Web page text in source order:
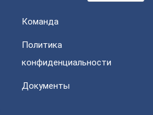
Команда
Политика
конфиденциальности
Документы